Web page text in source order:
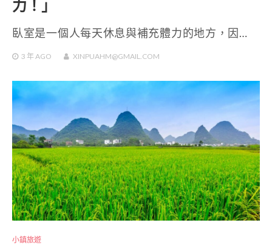
力！」
臥室是一個人每天休息與補充體力的地方，因…
3 年AGO XINPUAHM@GMAIL.COM
小鎮旅遊